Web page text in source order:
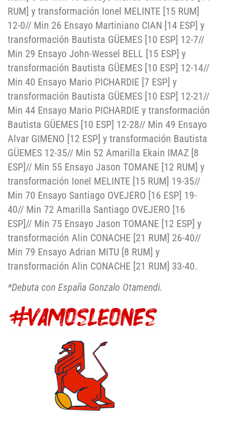
RUM] y transformación Ionel MELINTE [15 RUM]
12-0// Min 26 Ensayo Martiniano CIAN [14 ESP] y
transformación Bautista GÜEMES [10 ESP] 12-7//
Min 29 Ensayo John-Wessel BELL [15 ESP] y
transformación Bautista GÜEMES [10 ESP] 12-14//
Min 40 Ensayo Mario PICHARDIE [7 ESP] y
transformación Bautista GÜEMES [10 ESP] 12-21//
Min 44 Ensayo Mario PICHARDIE y transformación
Bautista GÜEMES [10 ESP] 12-28// Min 49 Ensayo
Alvar GIMENO [12 ESP] y transformación Bautista
GÜEMES 12-35// Min 52 Amarilla Ekain IMAZ [8
ESP]// Min 55 Ensayo Jason TOMANE [12 RUM] y
transformación Ionel MELINTE [15 RUM] 19-35//
Min 70 Ensayo Santiago OVEJERO [16 ESP] 19-
40// Min 72 Amarilla Santiago OVEJERO [16
ESP]// Min 75 Ensayo Jason TOMANE [12 ESP] y
transformación Alin CONACHE [21 RUM] 26-40//
Min 79 Ensayo Adrian MITU [8 RUM] y
transformación Alin CONACHE [21 RUM] 33-40.
*Debuta con España Gonzalo Otamendi.